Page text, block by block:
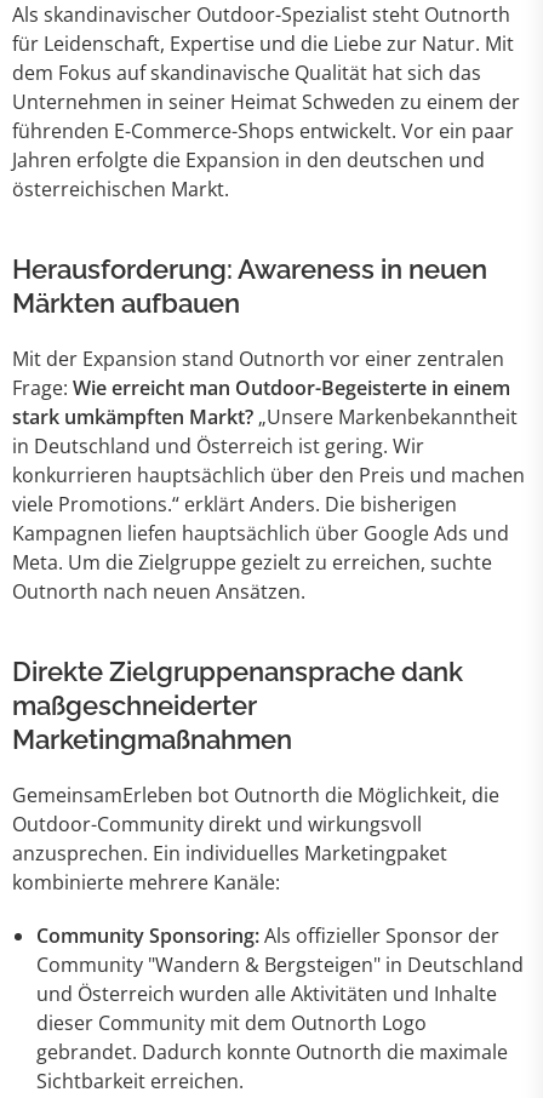
Als skandinavischer Outdoor-Spezialist steht Outnorth
für Leidenschaft, Expertise und die Liebe zur Natur. Mit
dem Fokus auf skandinavische Qualität hat sich das
Unternehmen in seiner Heimat Schweden zu einem der
führenden E-Commerce-Shops entwickelt. Vor ein paar
Jahren erfolgte die Expansion in den deutschen und
österreichischen Markt.
Herausforderung: Awareness in neuen
Märkten aufbauen
Mit der Expansion stand Outnorth vor einer zentralen
Frage: Wie erreicht man Outdoor-Begeisterte in einem
stark umkämpften Markt? „Unsere Markenbekanntheit
in Deutschland und Österreich ist gering. Wir
konkurrieren hauptsächlich über den Preis und machen
viele Promotions.“ erklärt Anders. Die bisherigen
Kampagnen liefen hauptsächlich über Google Ads und
Meta. Um die Zielgruppe gezielt zu erreichen, suchte
Outnorth nach neuen Ansätzen.
Direkte Zielgruppenansprache dank
maßgeschneiderter
Marketingmaßnahmen
GemeinsamErleben bot Outnorth die Möglichkeit, die
Outdoor-Community direkt und wirkungsvoll
anzusprechen. Ein individuelles Marketingpaket
kombinierte mehrere Kanäle:
Community Sponsoring:Als offizieller Sponsor der
Community "Wandern & Bergsteigen" in Deutschland
und Österreich wurden alle Aktivitäten und Inhalte
dieser Community mit dem Outnorth Logo
gebrandet. Dadurch konnte Outnorth die maximale
Sichtbarkeit erreichen.